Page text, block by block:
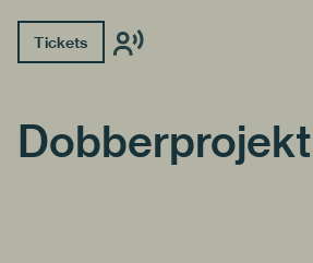
Tickets
Dobberprojekt